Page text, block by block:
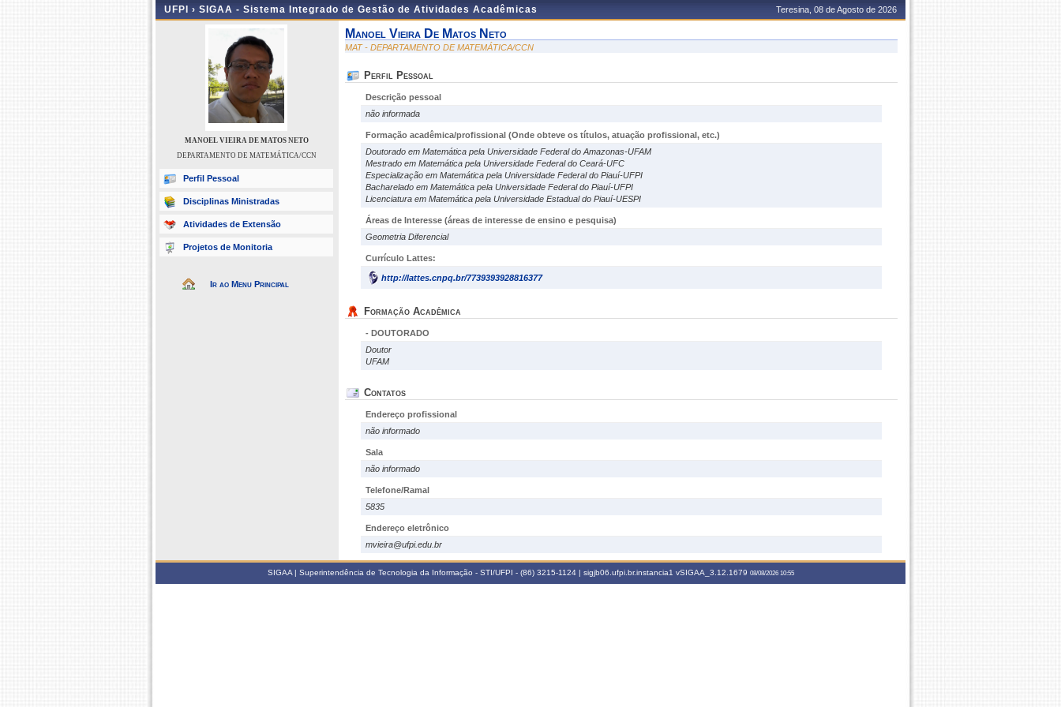
UFPI › SIGAA - Sistema Integrado de Gestão de Atividades Acadêmicas Teresina, 08 de Agosto de 2026
MANOEL VIEIRA DE MATOS NETO
DEPARTAMENTO DE MATEMÁTICA/CCN
Perfil Pessoal
Disciplinas Ministradas
Atividades de Extensão
Projetos de Monitoria
Ir ao Menu Principal
Manoel Vieira De Matos Neto
MAT - DEPARTAMENTO DE MATEMÁTICA/CCN
Perfil Pessoal
Descrição pessoal
não informada
Formação acadêmica/profissional (Onde obteve os títulos, atuação profissional, etc.)
Doutorado em Matemática pela Universidade Federal do Amazonas-UFAM
Mestrado em Matemática pela Universidade Federal do Ceará-UFC
Especialização em Matemática pela Universidade Federal do Piauí-UFPI
Bacharelado em Matemática pela Universidade Federal do Piauí-UFPI
Licenciatura em Matemática pela Universidade Estadual do Piauí-UESPI
Áreas de Interesse (áreas de interesse de ensino e pesquisa)
Geometria Diferencial
Currículo Lattes:
http://lattes.cnpq.br/7739393928816377
Formação Acadêmica
- DOUTORADO
Doutor
UFAM
Contatos
Endereço profissional
não informado
Sala
não informado
Telefone/Ramal
5835
Endereço eletrônico
mvieira@ufpi.edu.br
SIGAA | Superintendência de Tecnologia da Informação - STI/UFPI - (86) 3215-1124 | sigjb06.ufpi.br.instancia1 vSIGAA_3.12.1679 08/08/2026 10:55